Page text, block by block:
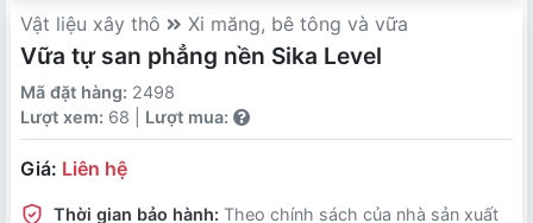
Vật liệu xây thô Xi măng, bê tông và vữa
Vữa tự san phẳng nền Sika Level
Mã đặt hàng: 2498
Lượt xem: 68 | Lượt mua:
Giá: Liên hệ
Thời gian bảo hành: Theo chính sách của nhà sản xuất